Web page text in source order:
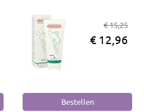
€ 15,25
€ 12,96